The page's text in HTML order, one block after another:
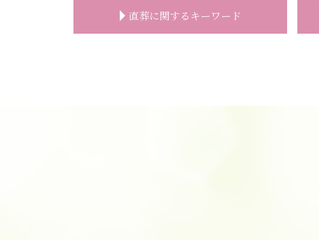
葬儀 無宗教
葬儀 費用 事前相談
直葬に関するキーワード